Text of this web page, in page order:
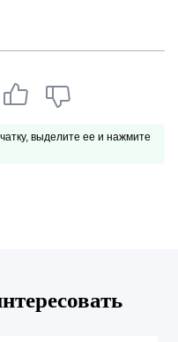
выделите ее и нажмите